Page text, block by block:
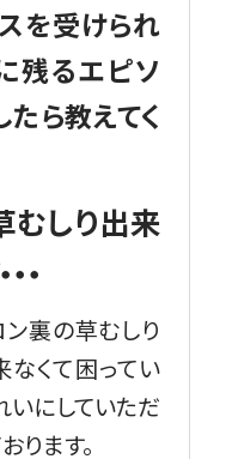
を受けられ
残るエピソ
ら教えてく
しり出来
・
裏の草むしり
くて困ってい
いにしていただ
ります。